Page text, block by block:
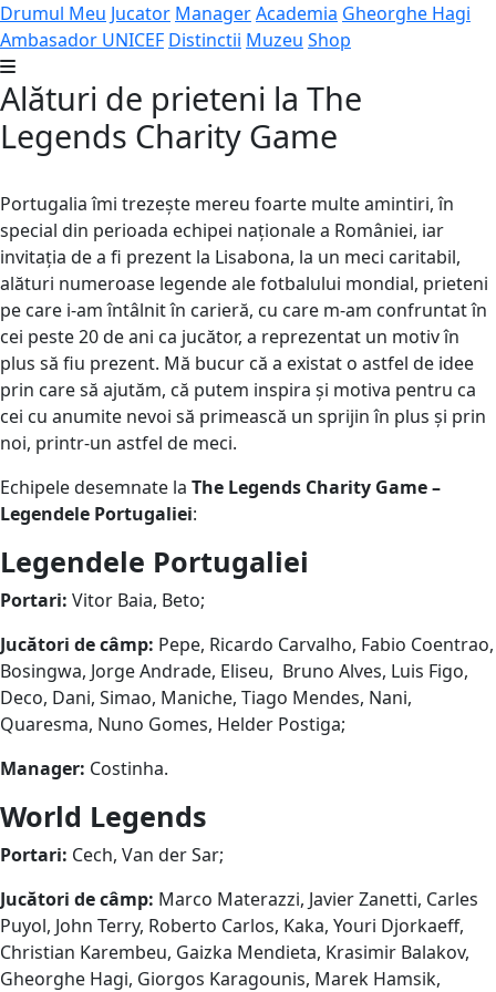
Drumul Meu Jucator ManagerAcademia Gheorghe Hagi
Ambasador UNICEF Distinctii Muzeu Shop
Alături de prieteni la The
Legends Charity Game
Portugalia îmi trezește mereu foarte multe amintiri, în
special din perioada echipei naționale a României, iar
invitația de a fi prezent la Lisabona, la un meci caritabil,
alături numeroase legende ale fotbalului mondial, prieteni
pe care i-am întâlnit în carieră, cu care m-am confruntat în
cei peste 20 de ani ca jucător, a reprezentat un motiv în
plus să fiu prezent. Mă bucur că a existat o astfel de idee
prin care să ajutăm, că putem inspira și motiva pentru ca
cei cu anumite nevoi să primească un sprijin în plus și prin
noi, printr-un astfel de meci.
Echipele desemnate la The Legends Charity Game –
Legendele Portugaliei:
Legendele Portugaliei
Portari: Vitor Baia, Beto;
Jucători de câmp: Pepe, Ricardo Carvalho, Fabio Coentrao,
Bosingwa, Jorge Andrade, Eliseu, Bruno Alves, Luis Figo,
Deco, Dani, Simao, Maniche, Tiago Mendes, Nani,
Quaresma, Nuno Gomes, Helder Postiga;
Manager: Costinha.
World Legends
Portari: Cech, Van der Sar;
Jucători de câmp: Marco Materazzi, Javier Zanetti, Carles
Puyol, John Terry, Roberto Carlos, Kaka, Youri Djorkaeff,
Christian Karembeu, Gaizka Mendieta, Krasimir Balakov,
Gheorghe Hagi, Giorgos Karagounis, Marek Hamsik,